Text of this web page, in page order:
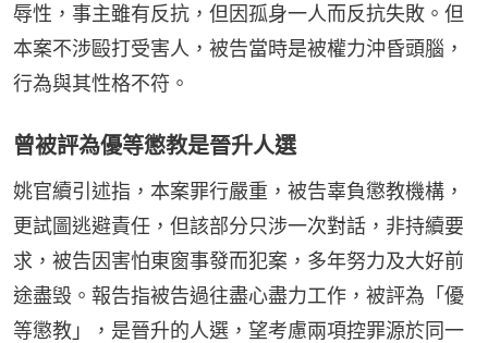
辱性，事主雖有反抗，但因孤身一人而反抗失敗。但
本案不涉毆打受害人，被告當時是被權力沖昏頭腦，
行為與其性格不符。
曾被評為優等懲教是晉升人選
姚官續引述指，本案罪行嚴重，被告辜負懲教機構，
更試圖逃避責任，但該部分只涉一次對話，非持續要
求，被告因害怕東窗事發而犯案，多年努力及大好前
途盡毁。報告指被告過往盡心盡力工作，被評為「優
等懲教」，是晉升的人選，望考慮兩項控罪源於同一